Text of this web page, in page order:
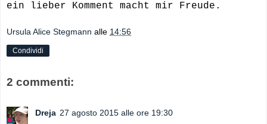
ein lieber Komment macht mir Freude.
Ursula Alice Stegmann alle 14:56
Condividi
2 commenti:
Dreja 27 agosto 2015 alle ore 19:30